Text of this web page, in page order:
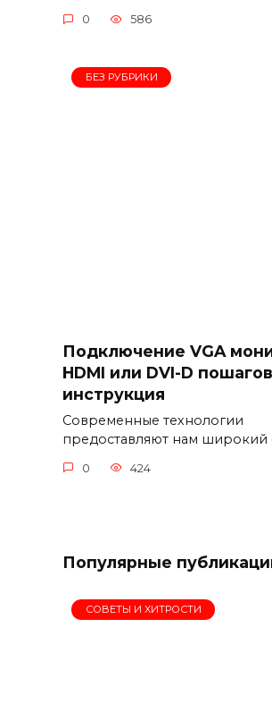
0 586
БЕЗ РУБРИКИ
Подключение VGA
HDMI или DVI-D
инструкция
Современные технологии
предоставляют нам широкий
0 424
Популярные
СОВЕТЫ И ХИТРОСТИ